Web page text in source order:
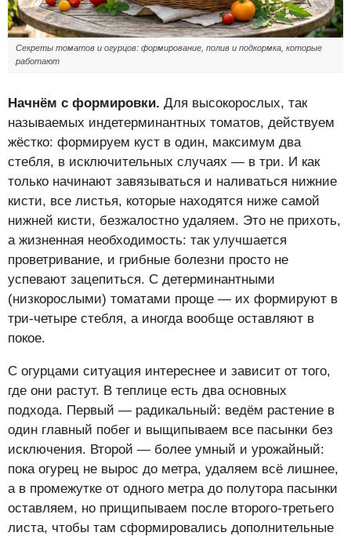
Секреты томатов и огурцов: формирование, полив и подкормка, которые
работают
Начнём с формировки. Для высокорослых, так
называемых индетерминантных томатов, действуем
жёстко: формируем куст в один, максимум два
стебля, в исключительных случаях — в три. И как
только начинают завязываться и наливаться нижние
кисти, все листья, которые находятся ниже самой
нижней кисти, безжалостно удаляем. Это не прихоть,
а жизненная необходимость: так улучшается
проветривание, и грибные болезни просто не
успевают зацепиться. С детерминантными
(низкорослыми) томатами проще — их формируют в
три-четыре стебля, а иногда вообще оставляют в
покое.
С огурцами ситуация интереснее и зависит от того,
где они растут. В теплице есть два основных
подхода. Первый — радикальный: ведём растение в
один главный побег и выщипываем все пасынки без
исключения. Второй — более умный и урожайный:
пока огурец не вырос до метра, удаляем всё лишнее,
а в промежутке от одного метра до полутора пасынки
оставляем, но прищипываем после второго-третьего
листа, чтобы там сформировались дополнительные